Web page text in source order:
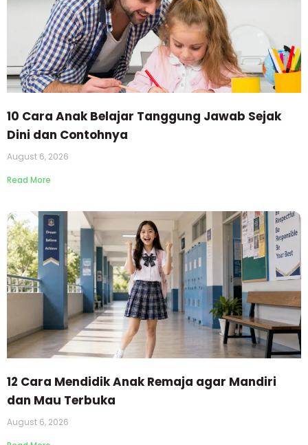
10 Cara Anak Belajar Tanggung Jawab Sejak
Dini dan Contohnya
August 6, 2026
Read More
12 Cara Mendidik Anak Remaja agar Mandiri
dan Mau Terbuka
August 6, 2026